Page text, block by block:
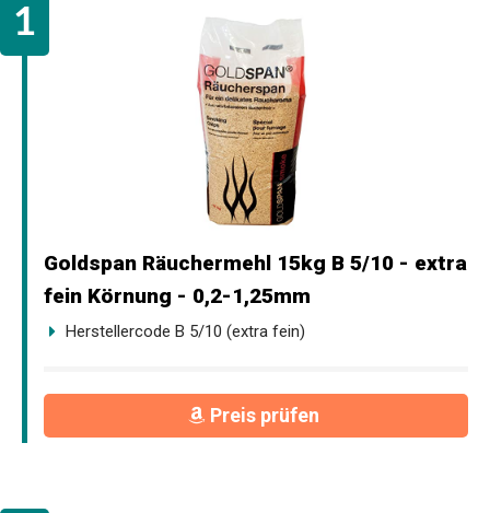
Goldspan Räuchermehl 15kg B 5/10 - extra
fein Körnung - 0,2-1,25mm
Herstellercode B 5/10 (extra fein)
Preis prüfen